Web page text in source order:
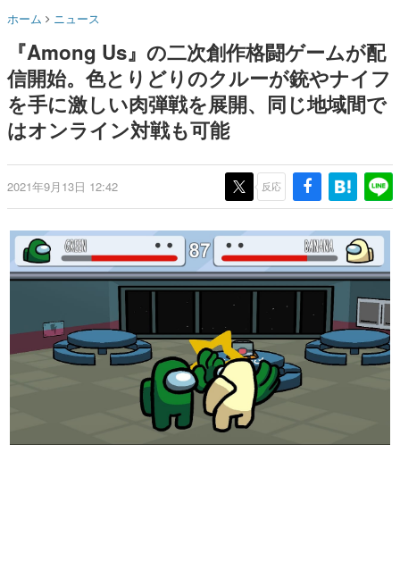
名作ゲームクリエイターの方々に製作時のエピソードをお
きます。
赫本
この物語を解いてはいけない。『赫本』は、〈試験問題〉
の形をした短編ホラー小説集です。
これからのデジタルゲーム市場を担う若きクリエイター達
の姿を追い、彼らのルーツと情熱を探っていきます。
ゲームに多大な影響を受けた作家さんに取材し、ゲームが
日本のコンテンツ産業やカルチャーに与えた影響を探る企
画です。
日本モバイルゲーム産業史
日本のモバイルゲーム史における主要なトピック・タイト
ルを網羅するほか、開発者へのインタビューや識者による
解説を掲載。約20年の歴史が一望できる決定版！
若ゲのいたり〜ゲームクリエイターの青春〜
『うつヌケ』『ペンと箸』等で知られるマンガ家・田中圭
一先生によるゲーム業界レポートマンガです。
なんでゲームは面白い？
ら8月20日までの期間限定で開
催予定
ホーム ニュース
『Among Us』の二次創作格闘ゲームが配
信開始。色とりどりのクルーが銃やナイフ
を手に激しい肉弾戦を展開、同じ地域間で
はオンライン対戦も可能
2021年9月13日 12:42 反応